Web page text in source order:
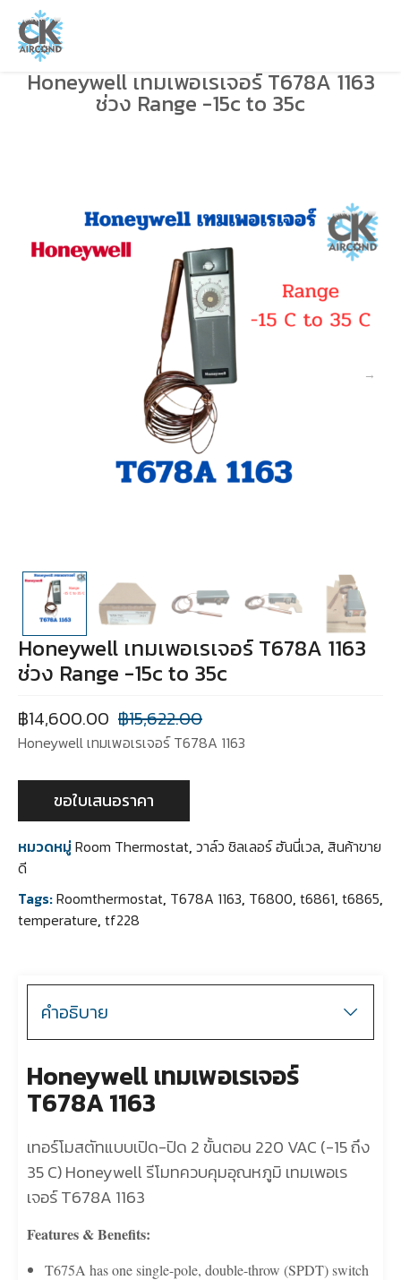
Honeywell เทมเพอเรเจอร์ T678A 1163
ช่วง Range -15c to 35c
Honeywell เทมเพอเรเจอร์ T678A 1163
ช่วง Range -15c to 35c
฿15,622.00
฿14,600.00
Honeywell เทมเพอเรเจอร์ T678A 1163
ขอใบเสนอราคา
หมวดหมู่Room Thermostat, วาล์ว ชิลเลอร์ ฮันนี่เวล, สินค้าขาย
ดี
Tags:Roomthermostat, T678A 1163, T6800, t6861, t6865,
temperature, tf228
คำอธิบาย
Honeywell เทมเพอเรเจอร์
T678A 1163
เทอร์โมสตัทแบบเปิด-ปิด 2 ขั้นตอน 220 VAC (-15 ถึง
35 C) Honeywell รีโมทควบคุมอุณหภูมิ เทมเพอเร
เจอร์ T678A 1163
Features & Benefits:
T675A has one single-pole, double-throw (SPDT) switch